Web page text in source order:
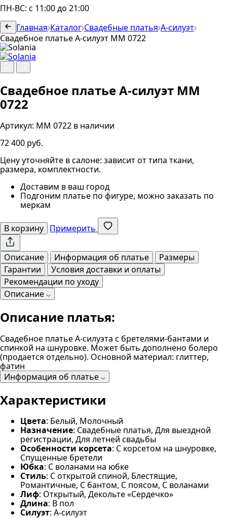
ПН-ВС: с 11:00 до 21:00
Главная Каталог Свадебные платья А-силуэт
Свадебное платье А-силуэт ММ 0722
Свадебное платье А-силуэт ММ
0722
Артикул: ММ 0722 в наличии
72 400 руб.
Цену уточняйте в салоне: зависит от типа ткани,
размера, комплектности.
Доставим в ваш город
Подгоним платье по фигуре, можно заказать по
меркам
В корзину Примерить
Описание Информация об платье
Размеры
Гарантии
Условия доставки и оплаты
Рекомендации по уходу
Описание
Описание платья:
Свадебное платье А-силуэта с бретелями-бантами и
спинкой на шнуровке. Может быть дополнено болеро
(продается отдельно). Основной материал: глиттер,
фатин
Информация об платье
Характеристики
Цвета: Белый, Молочный
Назначение: Свадебные платья, Для выездной
регистрации, Для летней свадьбы
Особенности корсета: С корсетом на шнуровке,
Спущенные бретели
Юбка: С воланами на юбке
Стиль: С открытой спиной, Блестящие,
Романтичные, С бантом, С поясом, С воланами
Лиф: Открытый, Декольте «Сердечко»
Длина: В пол
Силуэт: А-силуэт